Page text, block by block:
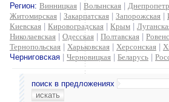
Регион: Винницкая Волынская
Житомирская
Закарпатская Запорожская
Киевская
Кировоградская Крым
Николаевская
Одесская Полтавская
Тернопольская
Харьковская Херсонская
Черниговская
Черновицкая Беларусь
поиск в предложениях